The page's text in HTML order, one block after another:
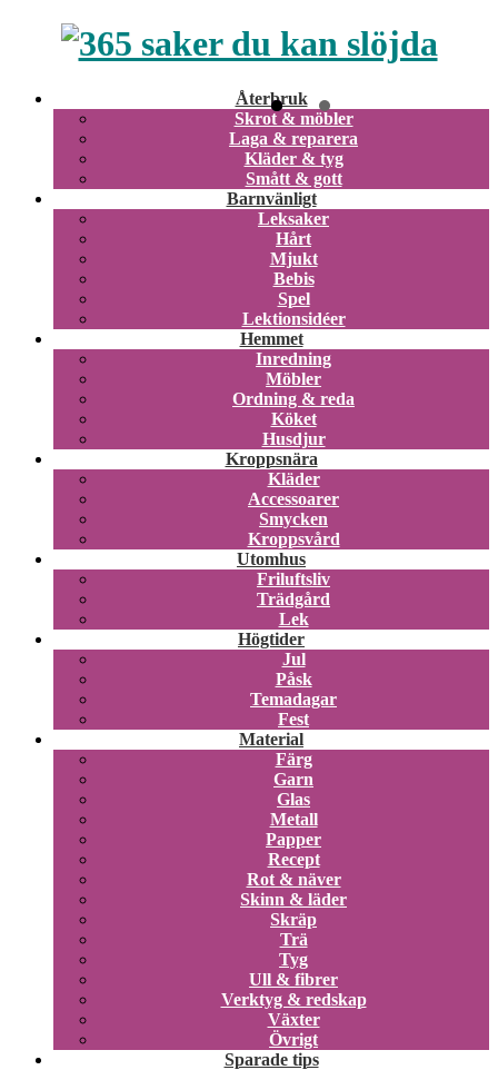
Återbruk
Skrot & möbler
Laga & reparera
Kläder & tyg
Smått & gott
Barnvänligt
Leksaker
Hårt
Mjukt
Bebis
Spel
Lektionsidéer
Hemmet
Inredning
Möbler
Ordning & reda
Köket
Husdjur
Kroppsnära
Kläder
Accessoarer
Smycken
Kroppsvård
Utomhus
Friluftsliv
Trädgård
Lek
Högtider
Jul
Påsk
Temadagar
Fest
Material
Färg
Garn
Glas
Metall
Papper
Recept
Rot & näver
Skinn & läder
Skräp
Trä
Tyg
Ull & fibrer
Verktyg & redskap
Växter
Övrigt
Sparade tips